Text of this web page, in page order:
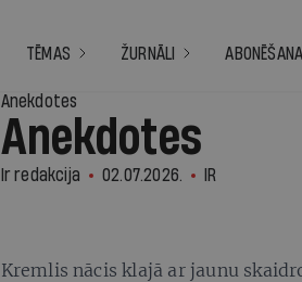
TĒMAS ŽURNĀLI ABONĒŠANA
Anekdotes
Anekdotes
Ir redakcija 02.07.2026. IR
Kremlis nācis klajā ar jaunu